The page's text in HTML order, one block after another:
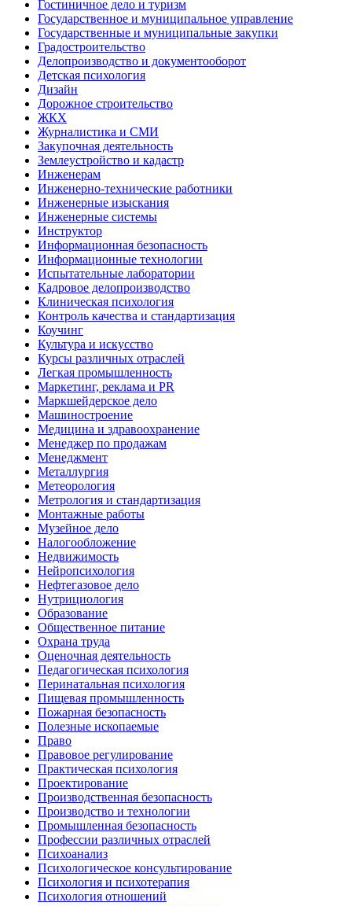
Гостиничное дело и туризм
Государственное и муниципальное управление
Государственные и муниципальные закупки
Градостроительство
Делопроизводство и документооборот
Детская психология
Дизайн
Дорожное строительство
ЖКХ
Журналистика и СМИ
Закупочная деятельность
Землеустройство и кадастр
Инженерам
Инженерно-технические работники
Инженерные изыскания
Инженерные системы
Инструктор
Информационная безопасность
Информационные технологии
Испытательные лаборатории
Кадровое делопроизводство
Клиническая психология
Контроль качества и стандартизация
Коучинг
Культура и искусство
Курсы различных отраслей
Легкая промышленность
Маркетинг, реклама и PR
Маркшейдерское дело
Машиностроение
Медицина и здравоохранение
Менеджер по продажам
Менеджмент
Металлургия
Метеорология
Метрология и стандартизация
Монтажные работы
Музейное дело
Налогообложение
Недвижимость
Нейропсихология
Нефтегазовое дело
Нутрициология
Образование
Общественное питание
Охрана труда
Оценочная деятельность
Педагогическая психология
Перинатальная психология
Пищевая промышленность
Пожарная безопасность
Полезные ископаемые
Право
Правовое регулирование
Практическая психология
Проектирование
Производственная безопасность
Производство и технологии
Промышленная безопасность
Профессии различных отраслей
Психоанализ
Психологическое консультирование
Психология и психотерапия
Психология отношений